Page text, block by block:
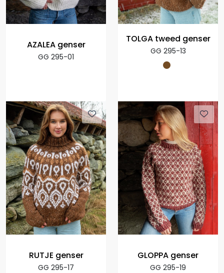
AZALEA genser
GG 295-01
TOLGA tweed genser
GG 295-13
RUTJE genser
GG 295-17
GLOPPA genser
GG 295-19